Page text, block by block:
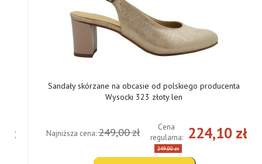
Sandały skórzane na obcasie od polskiego producenta
Wysocki 323 złoty len
224,10 zł
Cena
regularna:
249,00 zł
Najniższa cena:249,00 zł